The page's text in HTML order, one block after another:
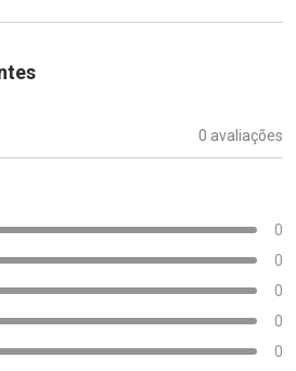
0 avaliações
0
0
0
0
0